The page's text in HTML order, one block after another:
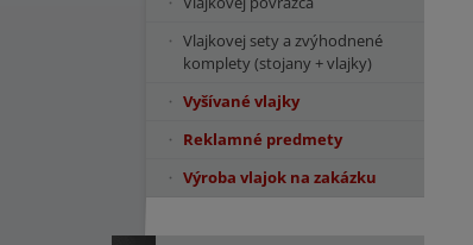
Vlajkovej sety a zvýhodnené
komplety (stojany + vlajky)
Vyšívané vlajky
Reklamné predmety
Výroba vlajok na zakázku